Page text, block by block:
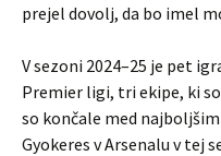
prejel dovolj, da bo imel
V sezoni 2024–25 je pet
Premier ligi, tri ekipe, ki
so končale med
Gyokeres v Arsenalu v tej